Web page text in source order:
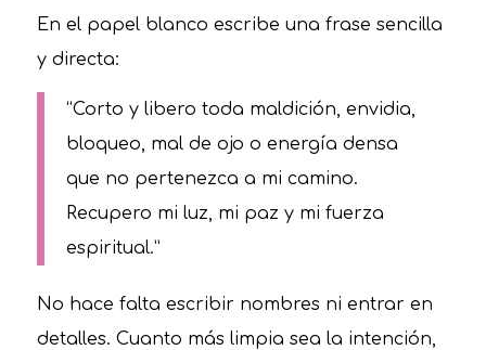
En el papel blanco escribe una frase sencilla
y directa:
“Corto y libero toda maldición, envidia,
bloqueo, mal de ojo o energía densa
que no pertenezca a mi camino.
Recupero mi luz, mi paz y mi fuerza
espiritual.”
No hace falta escribir nombres ni entrar en
detalles. Cuanto más limpia sea la intención,